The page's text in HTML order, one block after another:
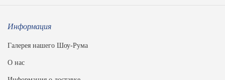
Информация
Галерея нашего Шоу-Рума
О нас